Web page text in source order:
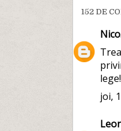
152 DE
lege!
joi,